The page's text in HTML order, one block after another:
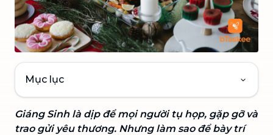
Mục lục
Giáng Sinh là dịp để mọi người tụ họp, gặp gỡ và
trao gửi yêu thương. Nhưng làm sao để bày trí